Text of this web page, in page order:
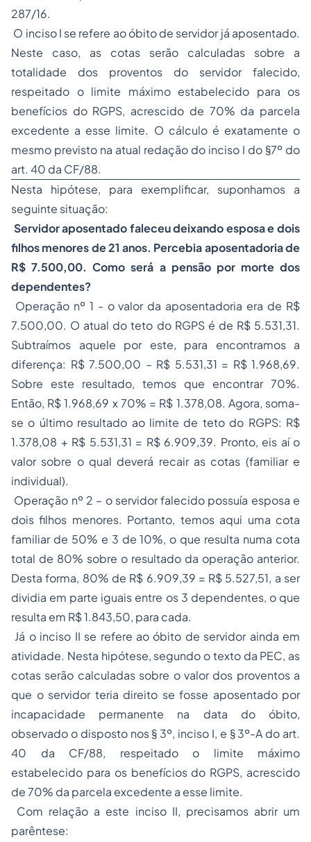
287/16.
O inciso I se refere ao óbito de servidor já aposentado.
Neste caso, as cotas serão calculadas sobre a
totalidade dos proventos do servidor falecido,
respeitado o limite máximo estabelecido para os
benefícios do RGPS, acrescido de 70% da parcela
excedente a esse limite. O cálculo é exatamente o
mesmo previsto na atual redação do inciso I do §7º do
art. 40 da CF/88.
Nesta hipótese, para exemplificar, suponhamos a
seguinte situação:
Servidor aposentado faleceu deixando esposa e dois
filhos menores de 21 anos. Percebia aposentadoria de
R$ 7.500,00. Como será a pensão por morte dos
dependentes?
Operação nº 1 - o valor da aposentadoria era de R$
7.500,00. O atual do teto do RGPS é de R$ 5.531,31.
Subtraímos aquele por este, para encontramos a
diferença: R$ 7.500,00 – R$ 5.531,31 = R$ 1.968,69.
Sobre este resultado, temos que encontrar 70%.
Então, R$ 1.968,69 x 70% = R$ 1.378,08. Agora, soma-
se o último resultado ao limite de teto do RGPS: R$
1.378,08 + R$ 5.531,31 = R$ 6.909,39. Pronto, eis aí o
valor sobre o qual deverá recair as cotas (familiar e
individual).
Operação nº 2 – o servidor falecido possuía esposa e
dois filhos menores. Portanto, temos aqui uma cota
familiar de 50% e 3 de 10%, o que resulta numa cota
total de 80% sobre o resultado da operação anterior.
Desta forma, 80% de R$ 6.909,39 = R$ 5.527,51, a ser
dividia em parte iguais entre os 3 dependentes, o que
resulta em R$ 1.843,50, para cada.
Já o inciso II se refere ao óbito de servidor ainda em
atividade. Nesta hipótese, segundo o texto da PEC, as
cotas serão calculadas sobre o valor dos proventos a
que o servidor teria direito se fosse aposentado por
incapacidade permanente na data do óbito,
observado o disposto nos § 3º, inciso I, e § 3º-A do art.
40 da CF/88, respeitado o limite máximo
estabelecido para os benefícios do RGPS, acrescido
de 70% da parcela excedente a esse limite.
Com relação a este inciso II, precisamos abrir um
parêntese: